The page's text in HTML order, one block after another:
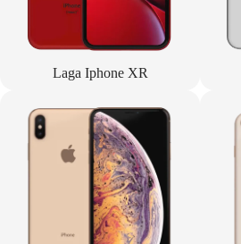
Laga Iphone XR